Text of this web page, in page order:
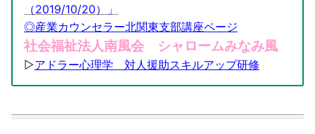
（2019/10/20）」
◎産業カウンセラー北関東支部講座ページ
社会福祉法人南風会 シャロームみなみ風
▷アドラー心理学 対人援助スキルアップ研修